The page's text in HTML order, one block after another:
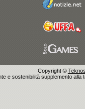
Copyright ©
e sostenibilità supplemento